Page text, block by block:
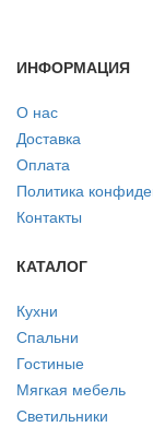
ИНФОРМАЦИЯ
О нас
Доставка
Оплата
Политика
Контакты
КАТАЛОГ
Кухни
Спальни
Гостиные
Мягкая мебель
Светильники